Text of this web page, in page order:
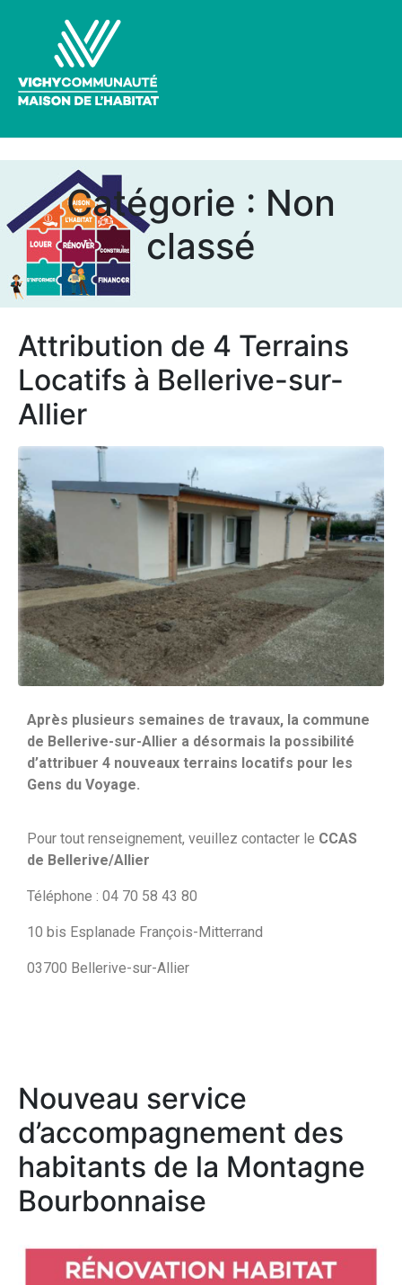
Catégorie : Non
classé
Attribution de 4 Terrains
Locatifs à Bellerive-sur-
Allier
Après plusieurs semaines de travaux, la commune
de Bellerive-sur-Allier a désormais la possibilité
d’attribuer 4 nouveaux terrains locatifs pour les
Gens du Voyage.
Pour tout renseignement, veuillez contacter le CCAS
de Bellerive/Allier
Téléphone : 04 70 58 43 80
10 bis Esplanade François-Mitterrand
03700 Bellerive-sur-Allier
Nouveau service
d’accompagnement des
habitants de la Montagne
Bourbonnaise